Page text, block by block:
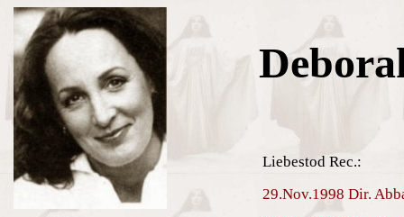
Liebestod Rec.:
29.Nov.1998 Dir.